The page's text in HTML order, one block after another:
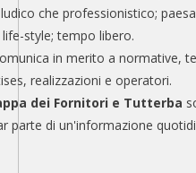
che professionistico;
style; tempo libero.
in merito a normative,
realizzazioni e operatori.
dei Fornitori e Tutterba
parte di un'informazione